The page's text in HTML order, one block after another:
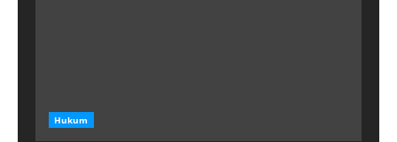
Hukum